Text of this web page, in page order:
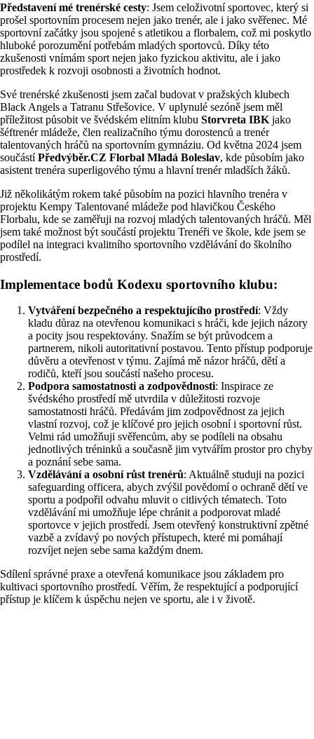
Představení mé trenérské cesty: Jsem celoživotní sportovec, který si
prošel sportovním procesem nejen jako trenér, ale i jako svěřenec. Mé
sportovní začátky jsou spojené s atletikou a florbalem, což mi poskytlo
hluboké porozumění potřebám mladých sportovců. Díky této
zkušenosti vnímám sport nejen jako fyzickou aktivitu, ale i jako
prostředek k rozvoji osobnosti a životních hodnot.
Své trenérské zkušenosti jsem začal budovat v pražských klubech
Black Angels a Tatranu Střešovice. V uplynulé sezóně jsem měl
příležitost působit ve švédském elitním klubu Storvreta IBK jako
šéftrenér mládeže, člen realizačního týmu dorostenců a trenér
talentovaných hráčů na sportovním gymnáziu. Od května 2024 jsem
součástíPředvýběr.CZ Florbal Mladá Boleslav, kde působím jako
asistent trenéra superligového týmu a hlavní trenér mladších žáků.
Již několikátým rokem také působím na pozici hlavního trenéra v
projektu Kempy Talentované mládeže pod hlavičkou Českého
Florbalu, kde se zaměřuji na rozvoj mladých talentovaných hráčů. Měl
jsem také možnost být součástí projektu Trenéři ve škole, kde jsem se
podílel na integraci kvalitního sportovního vzdělávání do školního
prostředí.
Implementace bodů Kodexu sportovního klubu:
Vytváření bezpečného a respektujícího prostředí: Vždy
kladu důraz na otevřenou komunikaci s hráči, kde jejich názory
a pocity jsou respektovány. Snažím se být průvodcem a
partnerem, nikoli autoritativní postavou. Tento přístup podporuje
důvěru a otevřenost v týmu. Zajímá mě názor hráčů, dětí a
rodičů, kteří jsou součástí našeho procesu.
Podpora samostatnosti a zodpovědnosti: Inspirace ze
švédského prostředí mě utvrdila v důležitosti rozvoje
samostatnosti hráčů. Předávám jim zodpovědnost za jejich
vlastní rozvoj, což je klíčové pro jejich osobní i sportovní růst.
Velmi rád umožňuji svěřencům, aby se podíleli na obsahu
jednotlivých tréninků a současně jim vytvářím prostor pro chyby
a poznání sebe sama.
Vzdělávání a osobní růst trenérů: Aktuálně studuji na pozici
safeguarding officera, abych zvýšil povědomí o ochraně dětí ve
sportu a podpořil odvahu mluvit o citlivých tématech. Toto
vzdělávání mi umožňuje lépe chránit a podporovat mladé
sportovce v jejich prostředí. Jsem otevřený konstruktivní zpětné
vazbě a zvídavý po nových přístupech, které mi pomáhají
rozvíjet nejen sebe sama každým dnem.
Sdílení správné praxe a otevřená komunikace jsou základem pro
kultivaci sportovního prostředí. Věřím, že respektující a podporující
přístup je klíčem k úspěchu nejen ve sportu, ale i v životě.